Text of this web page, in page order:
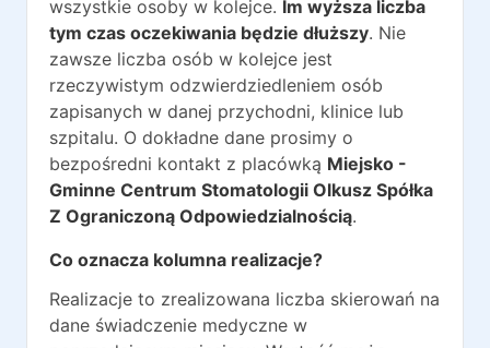
wszystkie osoby w kolejce. Im wyższa liczba
tym czas oczekiwania będzie dłuższy. Nie
zawsze liczba osób w kolejce jest
rzeczywistym odzwierdziedleniem osób
zapisanych w danej przychodni, klinice lub
szpitalu. O dokładne dane prosimy o
bezpośredni kontakt z placówką Miejsko -
Gminne Centrum Stomatologii Olkusz Spółka
Z Ograniczoną Odpowiedzialnością.
Co oznacza kolumna realizacje?
Realizacje to zrealizowana liczba skierowań na
dane świadczenie medyczne w